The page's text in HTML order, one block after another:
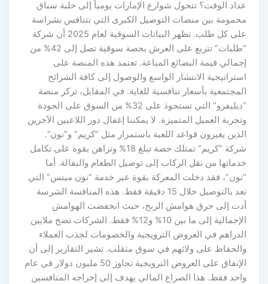
عداد الوقت؟ تتحول شوارع الإمارات يومياً إلى حلبة سباق
محمومة بين منصات التوصيل الكبرى التي تتنافس بشراسة
على كل طلب. تظهر البيانات السوقية لعام 2025 أن شركة
“طلبات” تتربع على العرش بحصة سوقية تصل إلى 42% من
إجمالي قيمة البضائع المباعة. تعتمد هذه المنصة على
استراتيجية الانتشار الواسع والوصول إلى كافة الشرائح
المجتمعية بأسعار تنافسية للغاية. في المقابل، تركز منصة
“ديليفرو” التي تستحوذ على 32% من السوق على الجودة
وتجربة العميل المتميزة. لا يمكننا إغفال دور اللاعبين الآخرين
الذين يغيرون قواعد اللعبة باستمرار مثل “كريم” و”نون”.
شركة “كريم” تمتلك حصة تبلغ 18% وتراهن بقوة على تكامل
خدماتها من نقل الركاب إلى توصيل الطعام والبقالة. أما
“نون”، فقد دخلت المعركة بقوة عبر خدمة “نون ميتس” التي
تعد بالتوصيل خلال 15 دقيقة فقط. هذه المنافسة الشرسة
أدت إلى حرق هوامش الربح، حيث انخفضت الهوامش
الإجمالية إلى ما بين 10% و12% فقط. الشركات تضخ ملايين
الدراهم في العروض الترويجية والخصومات لجذب العملاء
والحفاظ على ولائهم في سوق متقلب. تشير التقارير إلى أن
الإنفاق على العروض الترويجية تجاوز 50 مليون دولار في عام
واحد فقط. هذا الصراع المالي يهدف إلى إخراجه المنافسين